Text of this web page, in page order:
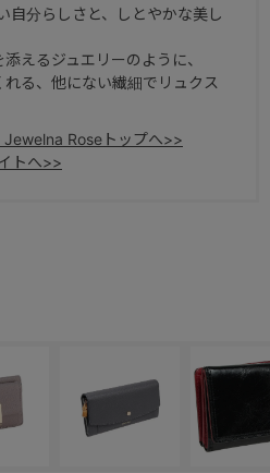
自分らしさと、しとやかな美し
えるジュエリーのように、
る、他にない繊細でリュクス
Roseトップへ>>
トへ>>